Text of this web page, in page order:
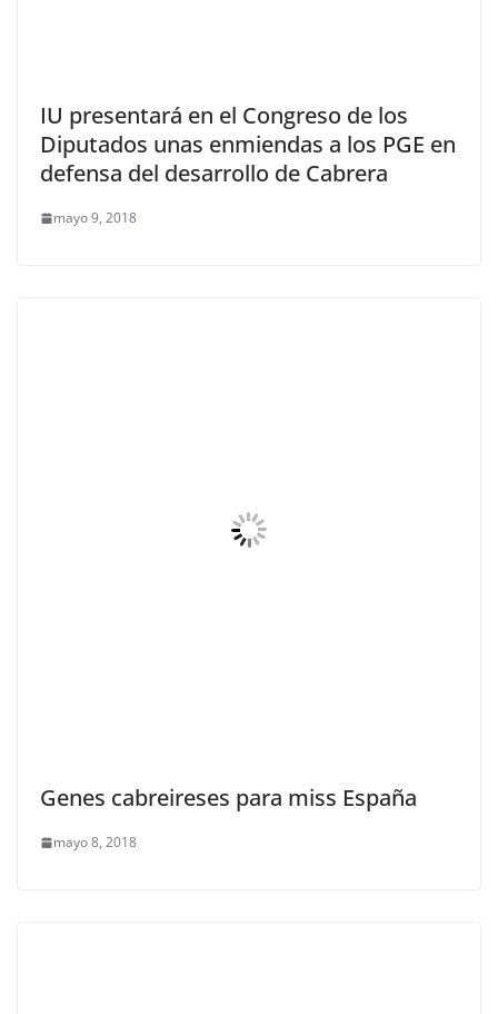
IU presentará en el Congreso de los
Diputados unas enmiendas a los PGE en
defensa del desarrollo de Cabrera
mayo 9, 2018
Genes cabreireses para miss España
mayo 8, 2018